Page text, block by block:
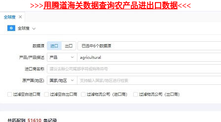
>>>用腾道海关数据查询农产品进出口数据<<<